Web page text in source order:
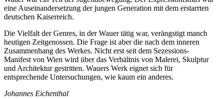
eine Auseinandersetzung der jungen Generation mit dem erstarrten
deutschen Kaiserreich.
Die Vielfalt der Genres, in der Wauer tätig war, verängstigt manch
heutigen Zeitgenossen. Die Frage ist aber die nach dem inneren
Zusammenhang des Werkes. Nicht erst seit dem Sezessions-
Manifest von Wien wird über das Verhältnis von Malerei, Skulptur
und Architektur gestritten. Wauers Werk eignet sich für
entsprechende Untersuchungen, wie kaum ein anderes.
Johannes Eichenthal